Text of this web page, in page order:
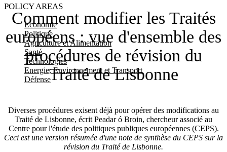
POLICY AREAS
Economie
Politique
Agriculture et Alimentation
Santé
Technologies
Energie, Environnement et Transport
Défense
Comment modifier les Traités
européens : vue d'ensemble des
procédures de révision du
Traité de Lisbonne
Diverses procédures exisent déjà pour opérer des modifications au
Traité de Lisbonne, écrit Peadar ó Broin, chercheur associé au
Centre pour l'étude des politiques publiques européennes (CEPS).
Ceci est une version résumée d'une note de synthèse du CEPS sur la
révision du Traité de Lisbonne.